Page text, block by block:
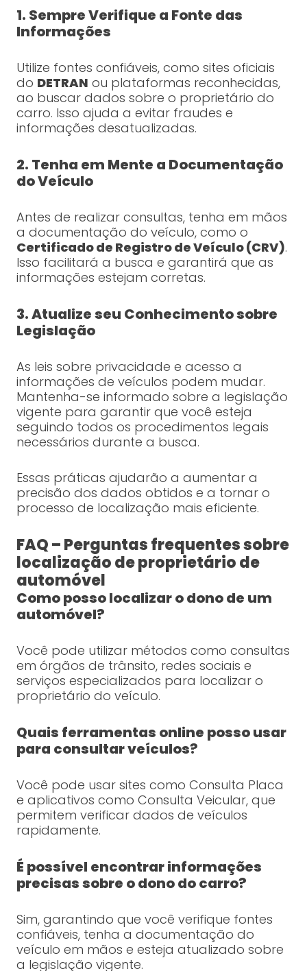
1. Sempre Verifique a Fonte das
Informações
Utilize fontes confiáveis, como sites oficiais
do DETRAN ou plataformas reconhecidas,
ao buscar dados sobre o proprietário do
carro. Isso ajuda a evitar fraudes e
informações desatualizadas.
2. Tenha em Mente a Documentação
do Veículo
Antes de realizar consultas, tenha em mãos
a documentação do veículo, como o
Certificado de Registro de Veículo (CRV).
Isso facilitará a busca e garantirá que as
informações estejam corretas.
3. Atualize seu Conhecimento sobre
Legislação
As leis sobre privacidade e acesso a
informações de veículos podem mudar.
Mantenha-se informado sobre a legislação
vigente para garantir que você esteja
seguindo todos os procedimentos legais
necessários durante a busca.
Essas práticas ajudarão a aumentar a
precisão dos dados obtidos e a tornar o
processo de localização mais eficiente.
FAQ – Perguntas frequentes sobre
localização de proprietário de
automóvel
Como posso localizar o dono de um
automóvel?
Você pode utilizar métodos como consultas
em órgãos de trânsito, redes sociais e
serviços especializados para localizar o
proprietário do veículo.
Quais ferramentas online posso usar
para consultar veículos?
Você pode usar sites como Consulta Placa
e aplicativos como Consulta Veicular, que
permitem verificar dados de veículos
rapidamente.
É possível encontrar informações
precisas sobre o dono do carro?
Sim, garantindo que você verifique fontes
confiáveis, tenha a documentação do
veículo em mãos e esteja atualizado sobre
a legislação vigente.